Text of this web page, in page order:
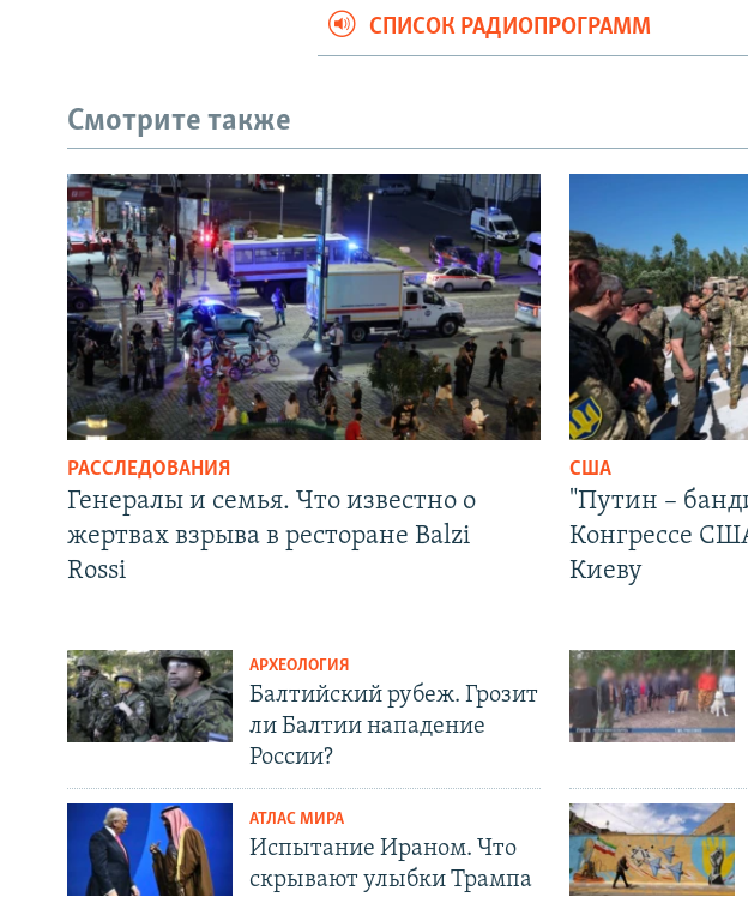
СПИСОК РАДИОПРОГРАММ
Смотрите также
РАССЛЕДОВАНИЯ
Генералы и семья. Что известно о
жертвах взрыва в ресторане Balzi
Rossi
США
"Путин –
Конгрессе
Киеву
АРХЕОЛОГИЯ
Балтийский рубеж. Грозит
ли Балтии нападение
России?
АТЛАС МИРА
Испытание Ираном. Что
скрывают улыбки Трампа